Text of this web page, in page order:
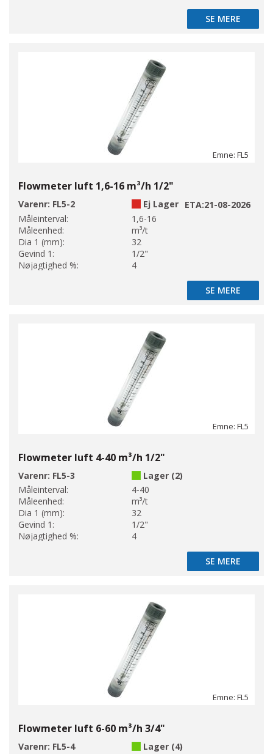
SE MERE
SE MERE
Emne: FL5
Flowmeter luft 1,6-16 m³/h 1/2"
Varenr: FL5-2 Ej Lager ETA:21-08-2026
Måleinterval:
1,6-16
Måleenhed:
m³/t
Dia 1 (mm):
32
Gevind 1:
1/2"
Nøjagtighed %:
4
SE MERE
SE MERE
Emne: FL5
Flowmeter luft 4-40 m³/h 1/2"
Varenr: FL5-3
Lager (2)
Måleinterval:
4-40
Måleenhed:
m³/t
Dia 1 (mm):
32
Gevind 1:
1/2"
Nøjagtighed %:
4
SE MERE
SE MERE
Emne: FL5
Flowmeter luft 6-60 m³/h 3/4"
Varenr: FL5-4
Lager (4)